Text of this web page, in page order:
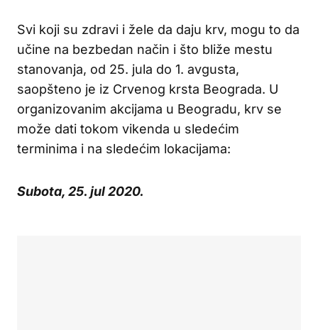
Svi koji su zdravi i žele da daju krv, mogu to da
učine na bezbedan način i što bliže mestu
stanovanja, od 25. jula do 1. avgusta,
saopšteno je iz Crvenog krsta Beograda. U
organizovanim akcijama u Beogradu, krv se
može dati tokom vikenda u sledećim
terminima i na sledećim lokacijama:
Subota, 25. jul 2020.